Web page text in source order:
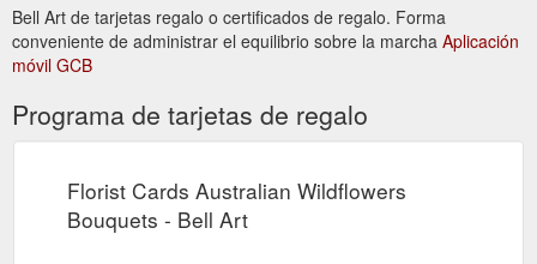
Bell Art de tarjetas regalo o certificados de regalo. Forma
conveniente de administrar el equilibrio sobre la marcha Aplicación
móvil GCB
Programa de tarjetas de regalo
Florist Cards Australian Wildflowers
Bouquets - Bell Art